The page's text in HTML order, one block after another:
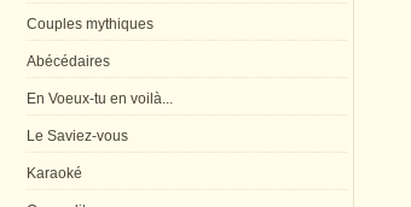
Couples mythiques
Abécédaires
En Voeux-tu en voilà...
Le Saviez-vous
Karaoké